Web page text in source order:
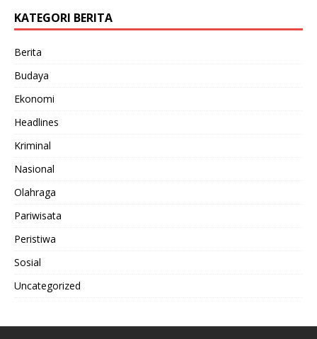
KATEGORI BERITA
Berita
Budaya
Ekonomi
Headlines
Kriminal
Nasional
Olahraga
Pariwisata
Peristiwa
Sosial
Uncategorized